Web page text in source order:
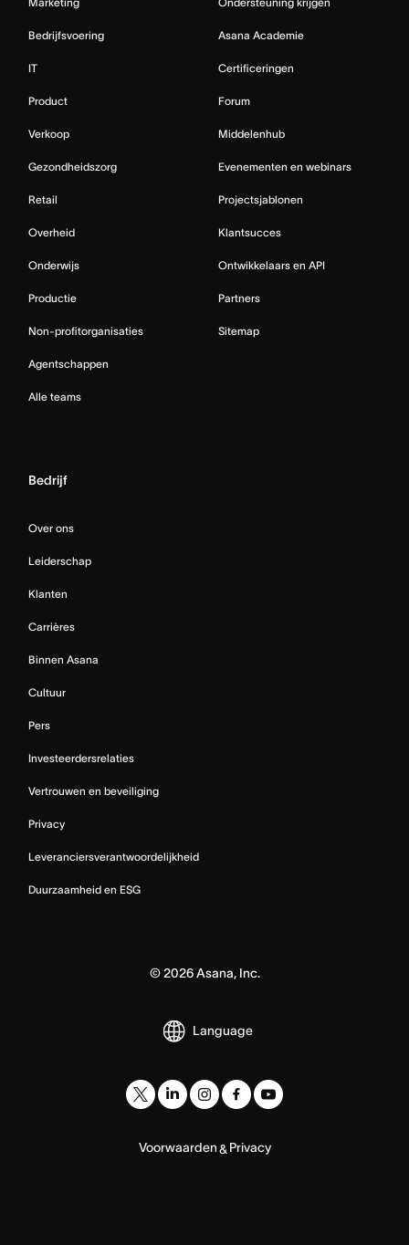
Marketing
Bedrijfsvoering
IT
Product
Verkoop
Gezondheidszorg
Retail
Overheid
Onderwijs
Productie
Non-profitorganisaties
Agentschappen
Alle teams
Ondersteuning krijgen
Asana Academie
Certificeringen
Forum
Middelenhub
Evenementen en webinars
Projectsjablonen
Klantsucces
Ontwikkelaars en API
Partners
Sitemap
Bedrijf
Over ons
Leiderschap
Klanten
Carrières
Binnen Asana
Cultuur
Pers
Investeerdersrelaties
Vertrouwen en beveiliging
Privacy
Leveranciersverantwoordelijkheid
Duurzaamheid en ESG
©2026Asana, Inc.
Language
Voorwaarden& Privacy